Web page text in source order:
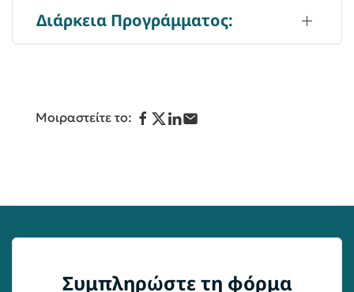
Διάρκεια Προγράμματος:
Μοιραστείτε το:
Συμπληρώστε τη φόρμα